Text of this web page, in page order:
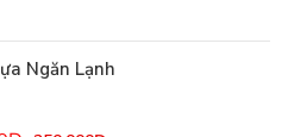
Ngăn Lạnh